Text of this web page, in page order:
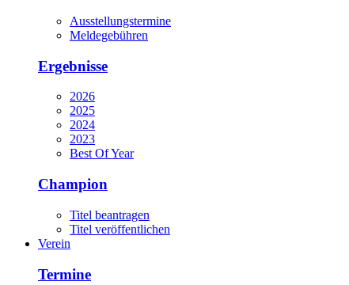
Ausstellungstermine
Meldegebühren
Ergebnisse
2026
2025
2024
2023
Best Of Year
Champion
Titel beantragen
Titel veröffentlichen
Verein
Termine